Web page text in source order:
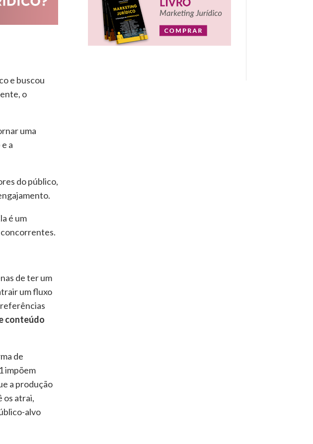
e buscou
o
uma
e a
do público,
é um
de ter um
um fluxo
conteúdo
de
impõem
a produção
os atrai,
alvo